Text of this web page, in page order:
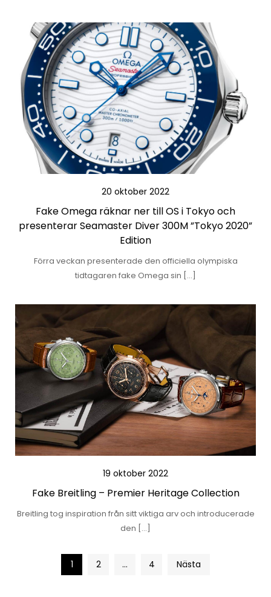
20 oktober 2022
Fake Omega räknar ner till OS i Tokyo och
presenterar Seamaster Diver 300M ”Tokyo 2020”
Edition
Förra veckan presenterade den officiella olympiska
tidtagaren fake Omega sin […]
19 oktober 2022
Fake Breitling – Premier Heritage Collection
Breitling tog inspiration från sitt viktiga arv och introducerade
den […]
Sidnumrering
1 2 … 4 Nästa